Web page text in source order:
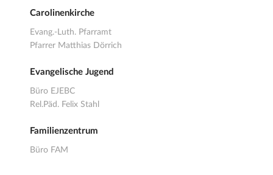
Carolinenkirche
Evang.-Luth. Pfarramt
Pfarrer Matthias Dörrich
Evangelische Jugend
Büro EJEBC
Rel.Päd. Felix Stahl
Familienzentrum
Büro FAM